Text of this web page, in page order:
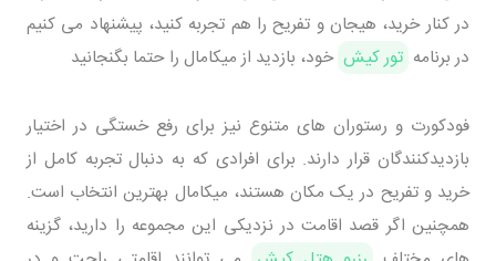
در کنار خرید، هیجان و تفریح را هم تجربه کنید، پیشنهاد می کنیم
در برنامه تور کیش خود، بازدید از میکامال را حتما بگنجانید
فودکورت و رستوران های متنوع نیز برای رفع خستگی در اختیار
بازدیدکنندگان قرار دارند. برای افرادی که به دنبال تجربه کامل از
خرید و تفریح در یک مکان هستند، میکامال بهترین انتخاب است.
همچنین اگر قصد اقامت در نزدیکی این مجموعه را دارید، گزینه